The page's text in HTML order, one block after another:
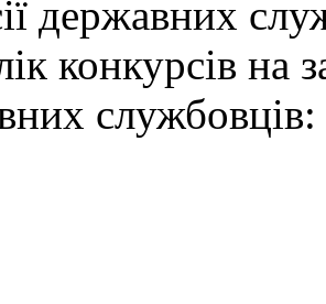
державних
конкурсів на
службовців: